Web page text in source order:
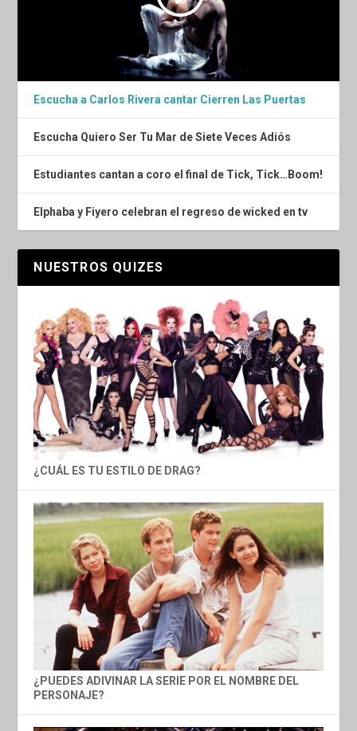
Escucha a Carlos Rivera cantar Cierren Las Puertas
Escucha Quiero Ser Tu Mar de Siete Veces Adiós
Estudiantes cantan a coro el final de Tick, Tick…Boom!
Elphaba y Fiyero celebran el regreso de wicked en tv
NUESTROS QUIZES
¿CUÁL ES TU ESTILO DE DRAG?
¿PUEDES ADIVINAR LA SERIE POR EL NOMBRE DEL
PERSONAJE?